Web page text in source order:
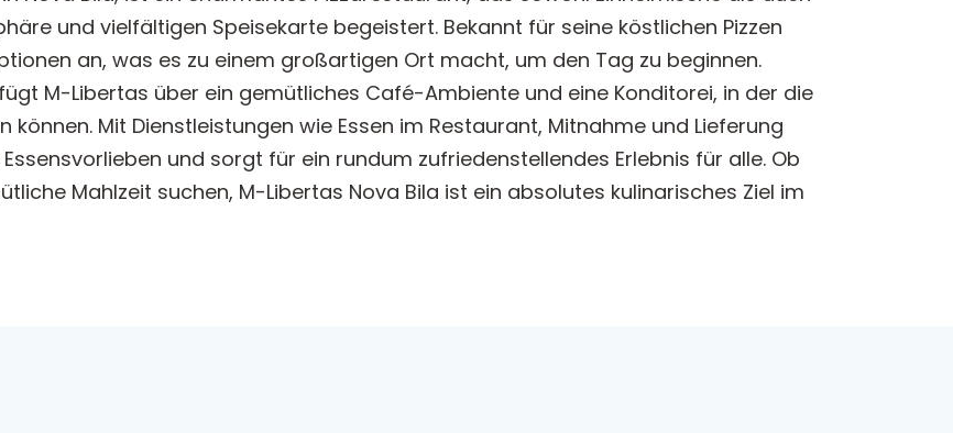
und vielfältigen Speisekarte begeistert. Bekannt für seine köstlichen Pizzen
an, was es zu einem großartigen Ort macht, um den Tag zu beginnen.
M-Libertas über ein gemütliches Café-Ambiente und eine Konditorei, in der die
Mit Dienstleistungen wie Essen im Restaurant, Mitnahme und Lieferung
und sorgt für ein rundum zufriedenstellendes Erlebnis für alle. Ob
Mahlzeit suchen, M-Libertas Nova Bila ist ein absolutes kulinarisches Ziel im